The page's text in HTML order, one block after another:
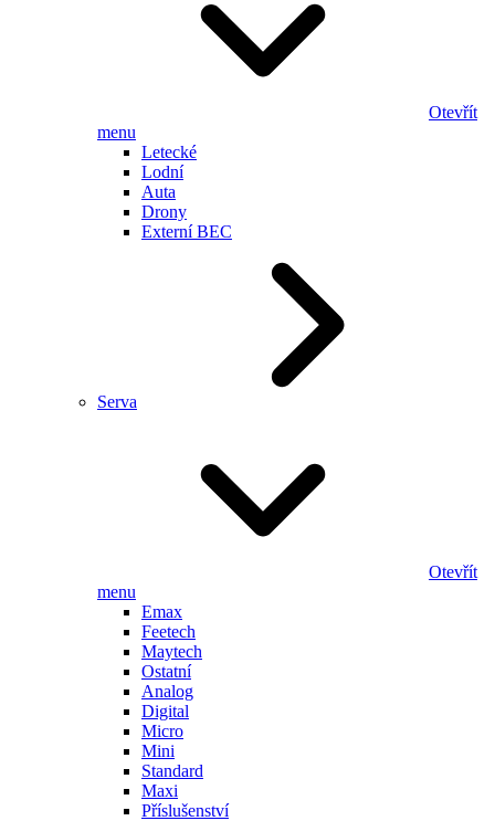
Otevřít
menu
Letecké
Lodní
Auta
Drony
Externí BEC
Serva
Otevřít
menu
Emax
Feetech
Maytech
Ostatní
Analog
Digital
Micro
Mini
Standard
Maxi
Příslušenství